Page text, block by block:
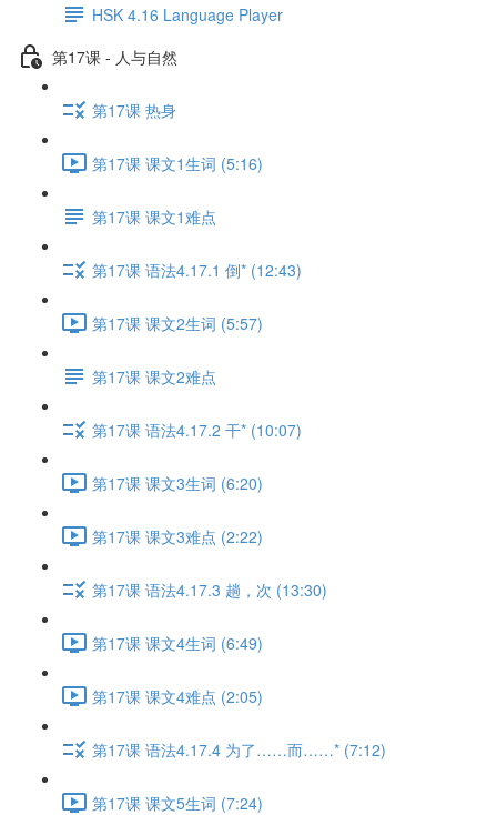
HSK 4.16 Language Player
第17课 - 人与自然
第17课 热身
第17课 课文1生词 (5:16)
第17课 课文1难点
第17课 语法4.17.1 倒* (12:43)
第17课 课文2生词 (5:57)
第17课 课文2难点
第17课 语法4.17.2 干* (10:07)
第17课 课文3生词 (6:20)
第17课 课文3难点 (2:22)
第17课 语法4.17.3 趟，次 (13:30)
第17课 课文4生词 (6:49)
第17课 课文4难点 (2:05)
第17课 语法4.17.4 为了……而……* (7:12)
第17课 课文5生词 (7:24)